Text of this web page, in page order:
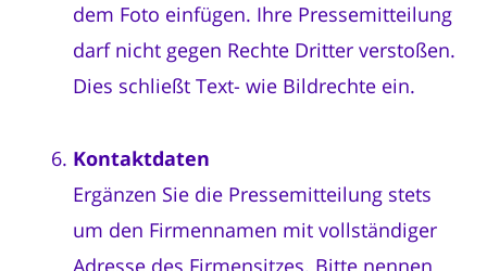
dem Foto einfügen. Ihre Pressemitteilung
darf nicht gegen Rechte Dritter verstoßen.
Dies schließt Text- wie Bildrechte ein.
Kontaktdaten
Ergänzen Sie die Pressemitteilung stets
um den Firmennamen mit vollständiger
Adresse des Firmensitzes. Bitte nennen